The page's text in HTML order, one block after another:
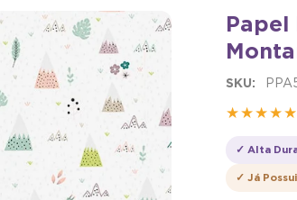
Papel
SKU:
★★★★★
✓ Alta
✓ Já